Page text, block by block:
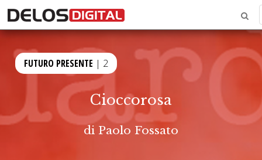
FUTURO PRESENTE | 2
Cioccorosa
di Paolo Fossato